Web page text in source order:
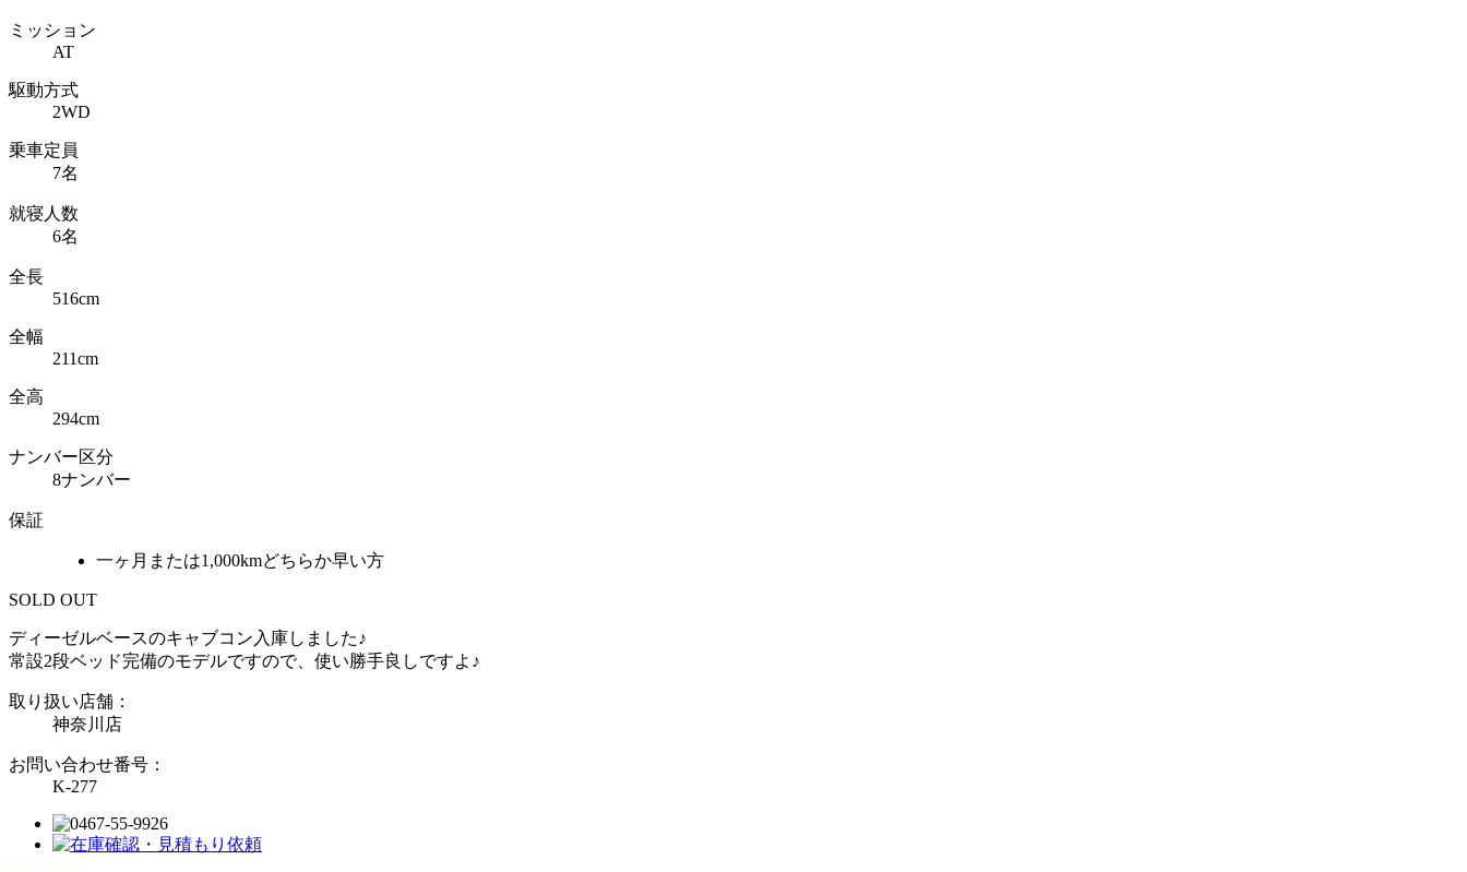
ミッション
AT
駆動方式
2WD
乗車定員
7名
就寝人数
6名
全長
516cm
全幅
211cm
全高
294cm
ナンバー区分
8ナンバー
保証
一ヶ月または1,000kmどちらか早い方
SOLD OUT
ディーゼルベースのキャブコン入庫しました♪
常設2段ベッド完備のモデルですので、使い勝手良しですよ♪
取り扱い店舗：
神奈川店
お問い合わせ番号：
K-277